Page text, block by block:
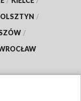
OLSZTYN /
/